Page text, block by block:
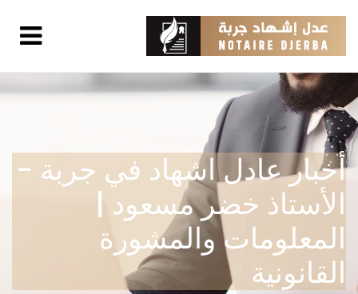
أخبار عادل اشهاد في جربة -
الأستاذ خضر مسعود |
المعلومات والمشورة
القانونية